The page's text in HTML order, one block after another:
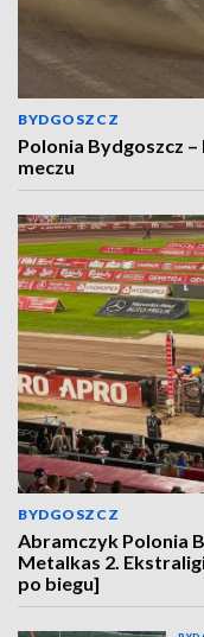
BYDGOSZCZ
Polonia Bydgoszcz –
meczu
BYDGOSZCZ
Abramczyk Polonia
Metalkas 2.
po biegu]